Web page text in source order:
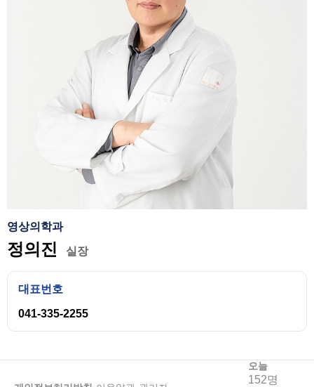
영상의학과
정의진 실장
대표번호
041-335-2255
오늘
152명